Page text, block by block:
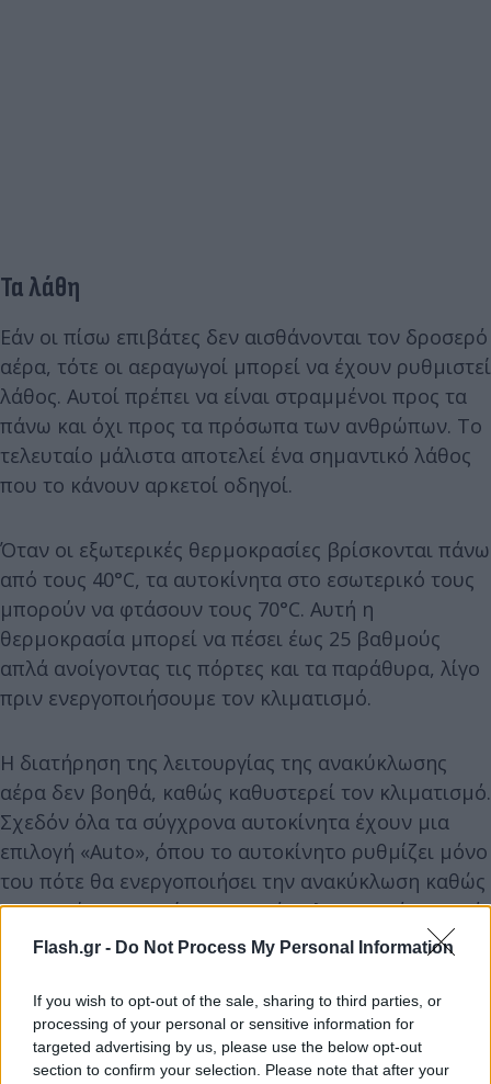
Flash.gr - Do Not Process My Personal Information
If you wish to opt-out of the sale, sharing to third parties, or
processing of your personal or sensitive information for
targeted advertising by us, please use the below opt-out
section to confirm your selection. Please note that after your
Τα λάθη
Εάν οι πίσω επιβάτες δεν αισθάνονται τον δροσερό
αέρα, τότε οι αεραγωγοί μπορεί να έχουν ρυθμιστεί
λάθος. Αυτοί πρέπει να είναι στραμμένοι προς τα
πάνω και όχι προς τα πρόσωπα των ανθρώπων. Το
τελευταίο μάλιστα αποτελεί ένα σημαντικό λάθος
που το κάνουν αρκετοί οδηγοί.
Όταν οι εξωτερικές θερμοκρασίες βρίσκονται πάνω
από τους 40°C, τα αυτοκίνητα στο εσωτερικό τους
μπορούν να φτάσουν τους 70°C. Αυτή η
θερμοκρασία μπορεί να πέσει έως 25 βαθμούς
απλά ανοίγοντας τις πόρτες και τα παράθυρα, λίγο
πριν ενεργοποιήσουμε τον κλιματισμό.
Η διατήρηση της λειτουργίας της ανακύκλωσης
αέρα δεν βοηθά, καθώς καθυστερεί τον κλιματισμό.
Σχεδόν όλα τα σύγχρονα αυτοκίνητα έχουν μια
επιλογή «Auto», όπου το αυτοκίνητο ρυθμίζει μόνο
του πότε θα ενεργοποιήσει την ανακύκλωση καθώς
και την ένταση. Επίσης μερικά καλοκαιρινά πρωινά
που μπορεί να είναι δροσερά είναι καλό να
αποτρέψουμε το θάμπωμα των παραθύρων.